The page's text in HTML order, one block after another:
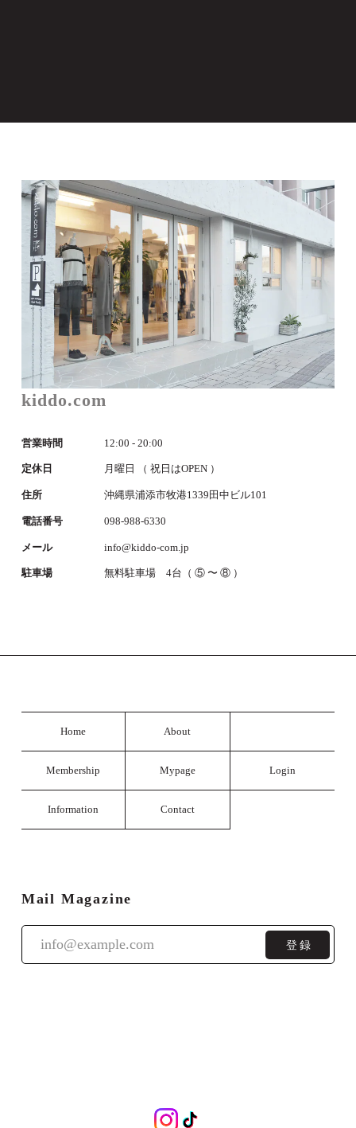
kiddo.com
営業時間 12:00 - 20:00
定休日 月曜日 （ 祝日はOPEN ）
住所 沖縄県浦添市牧港1339田中ビル101
電話番号 098-988-6330
メール info@kiddo-com.jp
駐車場 無料駐車場 4台（ ⑤ 〜 ⑧ ）
Home About
Membership Mypage Login
Information Contact
Mail Magazine
登録